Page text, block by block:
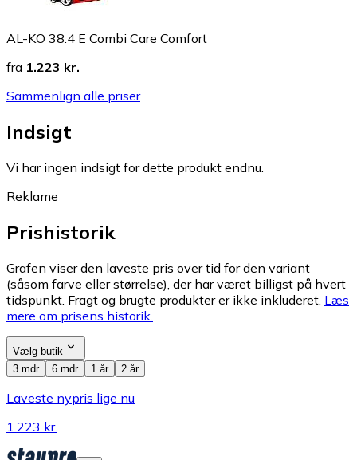
AL-KO 38.4 E Combi Care Comfort
fra 1.223 kr.
Sammenlign alle priser
Indsigt
Vi har ingen indsigt for dette produkt endnu.
Reklame
Prishistorik
Grafen viser den laveste pris over tid for den variant
(såsom farve eller størrelse), der har været billigst på hvert
tidspunkt. Fragt og brugte produkter er ikke inkluderet. Læs
mere om prisens historik.
Vælg butik
3 mdr
6 mdr 1 år 2 år
Laveste nypris lige nu
1.223 kr.